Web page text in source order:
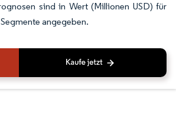
sind in Wert (Millionen USD) für
angegeben.